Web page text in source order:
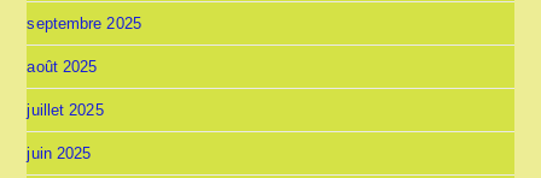
septembre 2025
août 2025
juillet 2025
juin 2025